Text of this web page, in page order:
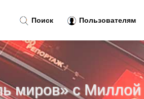
миров» с Миллой
Поиск Пользователям